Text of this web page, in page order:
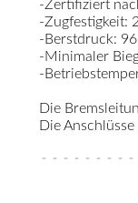
-Zertifiziert
-Zugfestigkeit:
-Berstdruck:
-Minimaler
-
Die
Die